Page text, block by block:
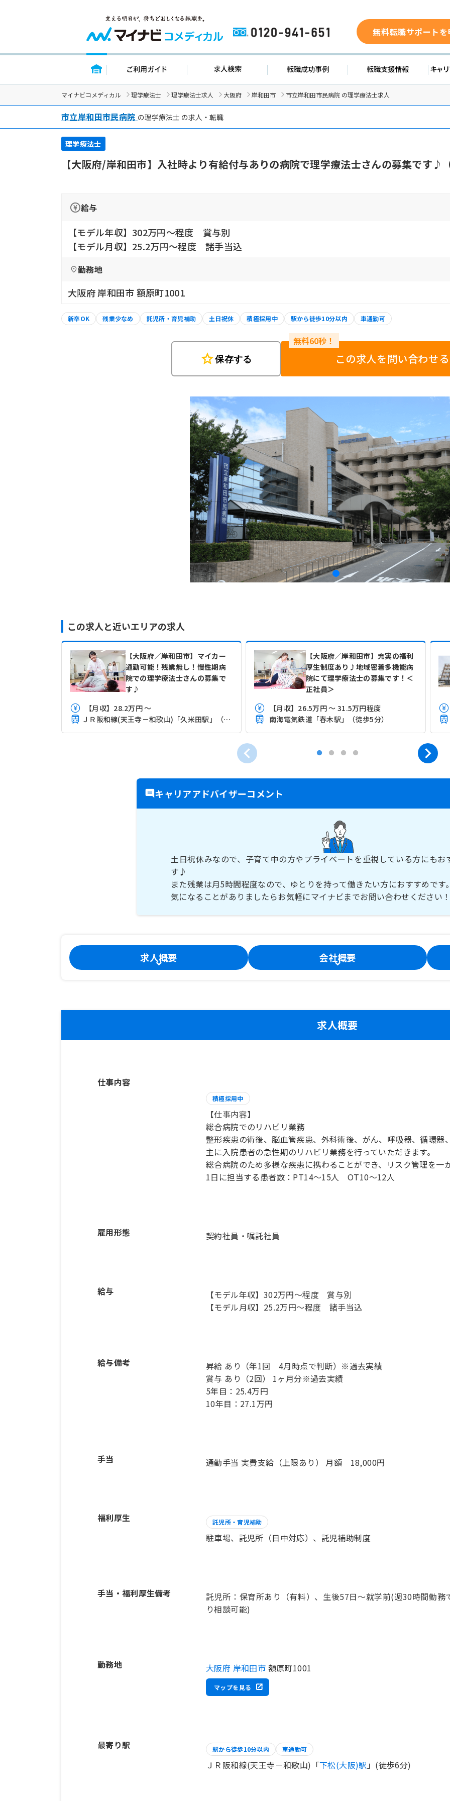
0120-941-651 無料転職サポート
トップページ ご利用ガイド 求人検索 転職成功事例 転職支援
マイナビコメディカル 理学療法士 理学療法士求人 大阪府 岸和田市 市立岸和田市民病院 の理学療法士求人
市立岸和田市民病院 の理学療法士 の求人・転職
理学療法士
【大阪府/岸和田市】入社時より有給付与ありの病院で理学療法士さんの募集です♪
給与
【モデル年収】302万円〜程度 賞与別
【モデル月収】25.2万円〜程度 諸手当込
勤務地
大阪府 岸和田市 額原町1001
新卒OK 残業少なめ 託児所・育児補助 土日祝休 積極採用中 駅から徒歩10分以内 車通勤可
star保存する この求人を問い合わせる
この求人と近いエリアの求人
【大阪府／岸和田市】マイカー
通勤可能！残業無し！慢性期病
院での理学療法士さんの募集で
す♪
【月収】28.2万円 ～
ＪＲ阪和線(天王寺－和歌山)「久米田駅」（バス・車8分）
【大阪府／岸和田市】充実の福利
厚生制度あり♪地域密着多機能病
院にて理学療法士の募集です！＜
正社員＞
【月収】26.5万円 ～ 31.5万円程度
南海電気鉄道「春木駅」（徒歩5分）
キャリアアドバイザーコメント
土日祝休みなので、子育て中の方やプライベートを重視している方にもお
す♪
また残業は月5時間程度なので、ゆとりを持って働きたい方におすすめです
求人概要 会社概要
求人概要
仕事内容
積極採用中
【仕事内容】
総合病院でのリハビリ業務
整形疾患の術後、脳血管疾患、外科術後、がん、呼吸器、循環器
主に入院患者の急性期のリハビリ業務を行っていただきます。
総合病院のため多様な疾患に携わることができ、リスク管理を一
1日に担当する患者数：PT14～15人 OT10～12人
雇用形態 契約社員・嘱託社員
給与
【モデル年収】302万円〜程度 賞与別
【モデル月収】25.2万円〜程度 諸手当込
給与備考
昇給 あり（年1回 4月時点で判断）※過去実績
賞与 あり（2回） 1ヶ月分※過去実績
5年目：25.4万円
10年目：27.1万円
手当 通勤手当 実費支給（上限あり） 月額 18,000円
福利厚生 託児所・育児補助
駐車場、託児所（日中対応）、託児補助制度
手当・福利厚生備考
託児所：保育所あり（有料）、生後57日～就学前(週30時間勤
り相談可能)
勤務地 大阪府 岸和田市 額原町1001
マップを見る
最寄り駅 駅から徒歩10分以内 車通勤可
ＪＲ阪和線(天王寺－和歌山)「下松(大阪)駅 」(徒歩6分)